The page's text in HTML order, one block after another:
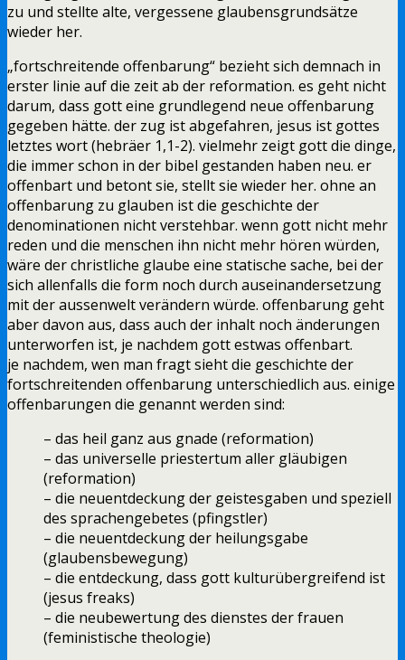
zu und stellte alte, vergessene glaubensgrundsätze
wieder her.
„fortschreitende offenbarung“ bezieht sich demnach in
erster linie auf die zeit ab der reformation. es geht nicht
darum, dass gott eine grundlegend neue offenbarung
gegeben hätte. der zug ist abgefahren, jesus ist gottes
letztes wort (hebräer 1,1-2). vielmehr zeigt gott die dinge,
die immer schon in der bibel gestanden haben neu. er
offenbart und betont sie, stellt sie wieder her. ohne an
offenbarung zu glauben ist die geschichte der
denominationen nicht verstehbar. wenn gott nicht mehr
reden und die menschen ihn nicht mehr hören würden,
wäre der christliche glaube eine statische sache, bei der
sich allenfalls die form noch durch auseinandersetzung
mit der aussenwelt verändern würde. offenbarung geht
aber davon aus, dass auch der inhalt noch änderungen
unterworfen ist, je nachdem gott estwas offenbart.
je nachdem, wen man fragt sieht die geschichte der
fortschreitenden offenbarung unterschiedlich aus. einige
offenbarungen die genannt werden sind:
– das heil ganz aus gnade (reformation)
– das universelle priestertum aller gläubigen
(reformation)
– die neuentdeckung der geistesgaben und speziell
des sprachengebetes (pfingstler)
– die neuentdeckung der heilungsgabe
(glaubensbewegung)
– die entdeckung, dass gott kulturübergreifend ist
(jesus freaks)
– die neubewertung des dienstes der frauen
(feministische theologie)